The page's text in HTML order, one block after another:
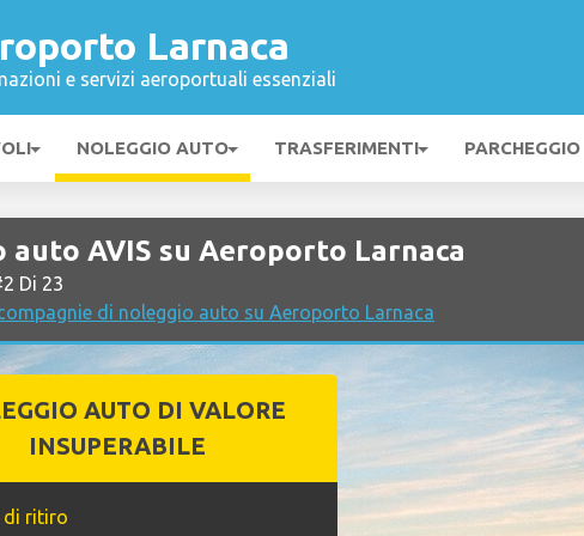
Larnaca
e servizi aeroportuali essenziali
NOLEGGIO AUTO TRASFERIMENTI PARCHEGGIO
auto AVIS su Aeroporto Larnaca
Di 23
di noleggio auto su Aeroporto Larnaca
AUTO DI VALORE
INSUPERABILE
di ritiro